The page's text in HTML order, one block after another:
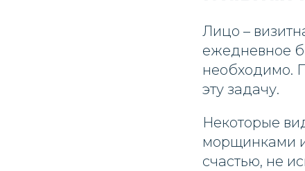
Лицо –
ежедневное
необходимо.
эту задачу.
Некоторые
морщинками и
счастью, не